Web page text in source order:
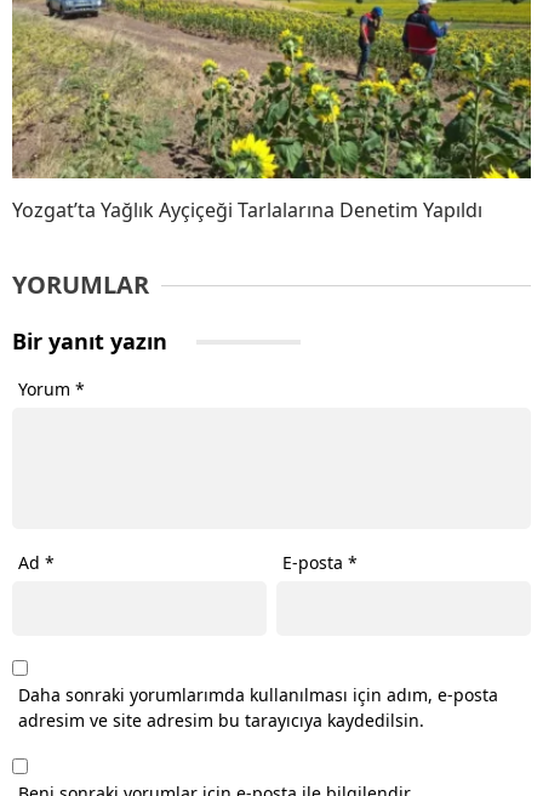
Yozgat’ta Yağlık Ayçiçeği Tarlalarına Denetim Yapıldı
YORUMLAR
Bir yanıt yazın
Yorum *
Ad * E-posta*
Daha sonraki yorumlarımda kullanılması için adım, e-posta
adresim ve site adresim bu tarayıcıya kaydedilsin.